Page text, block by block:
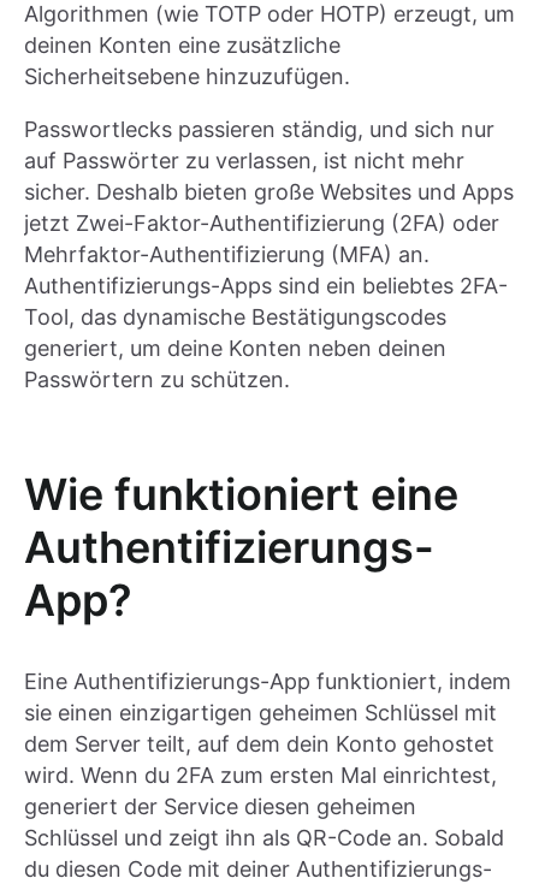
Algorithmen (wie TOTP oder HOTP) erzeugt, um
deinen Konten eine zusätzliche
Sicherheitsebene hinzuzufügen.
Passwortlecks passieren ständig, und sich nur
auf Passwörter zu verlassen, ist nicht mehr
sicher. Deshalb bieten große Websites und Apps
jetzt Zwei-Faktor-Authentifizierung (2FA) oder
Mehrfaktor-Authentifizierung (MFA) an.
Authentifizierungs-Apps sind ein beliebtes 2FA-
Tool, das dynamische Bestätigungscodes
generiert, um deine Konten neben deinen
Passwörtern zu schützen.
Wie funktioniert eine
Authentifizierungs-
App?
Eine Authentifizierungs-App funktioniert, indem
sie einen einzigartigen geheimen Schlüssel mit
dem Server teilt, auf dem dein Konto gehostet
wird. Wenn du 2FA zum ersten Mal einrichtest,
generiert der Service diesen geheimen
Schlüssel und zeigt ihn als QR-Code an. Sobald
du diesen Code mit deiner Authentifizierungs-